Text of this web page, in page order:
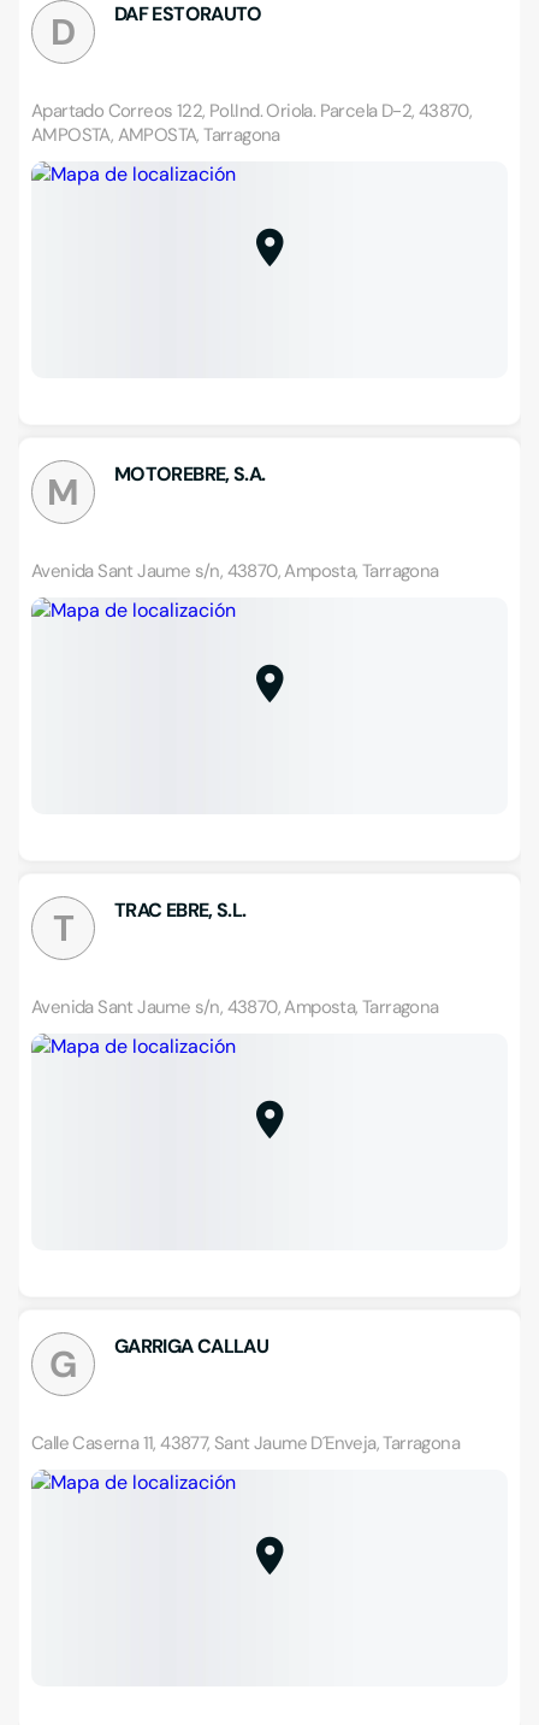
D DAF ESTORAUTO
Apartado Correos 122, Pol.Ind. Oriola. Parcela D-2, 43870,
AMPOSTA, AMPOSTA, Tarragona
M MOTOREBRE, S.A.
Avenida Sant Jaume s/n, 43870, Amposta, Tarragona
T TRAC EBRE, S.L.
Avenida Sant Jaume s/n, 43870, Amposta, Tarragona
G GARRIGA CALLAU
Calle Caserna 11, 43877, Sant Jaume D´Enveja, Tarragona